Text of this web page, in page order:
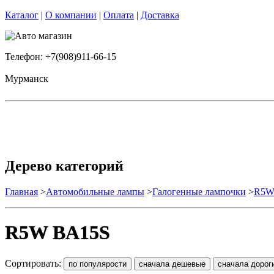
Каталог | О компании | Оплата | Доставка
Телефон: +7(908)911-66-15
Мурманск
Дерево категорий
Главная >Автомобильные лампы >Галогенные лампочки >
R5W BA15S
Сортировать: